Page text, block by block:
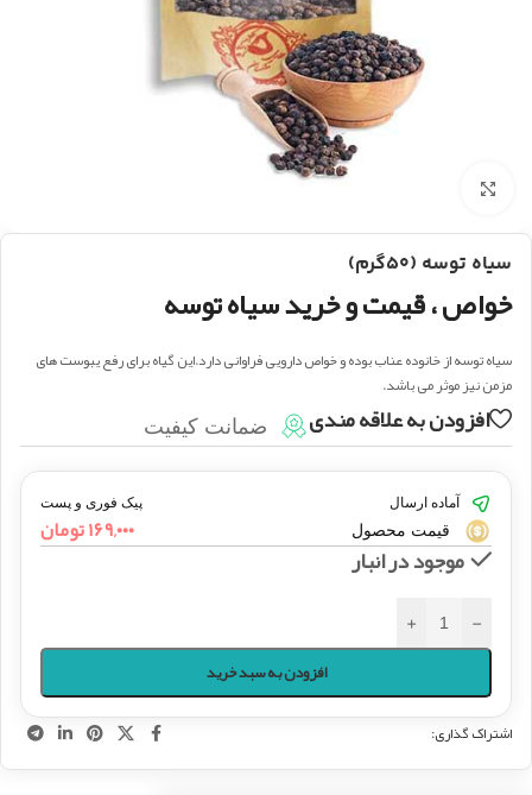
بزرگنمایی تصویر
سیاه توسه (۵۰گرم)
خواص ، قیمت و خرید سیاه توسه
سیاه توسه از خانوده عناب بوده و خواص دارویی فراوانی دارد.این گیاه برای رفع یبوست های
مزمن نیز موثر می باشد.
افزودن به علاقه مندی ضمانت کیفیت
آماده ارسال پیک فوری و پست
قیمت محصول ۱۶۹,۰۰۰تومان
موجود در انبار
-
+
افزودن به سبد خرید
اشتراک گذاری: